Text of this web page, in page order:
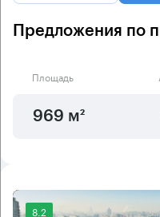
Предложения по
Площадь
969 м²
8.2